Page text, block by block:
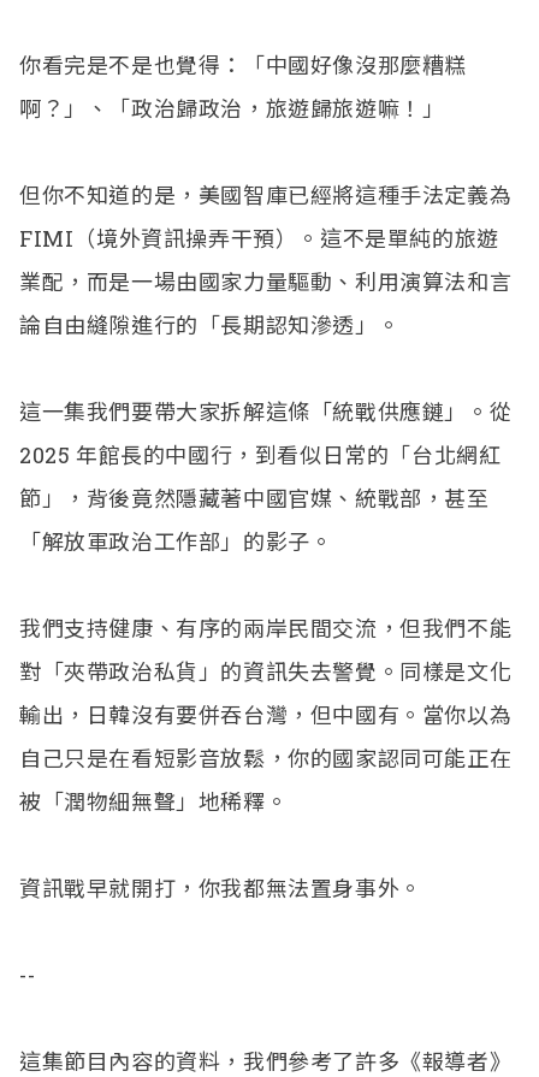
你看完是不是也覺得：「中國好像沒那麼糟糕
啊？」、「政治歸政治，旅遊歸旅遊嘛！」
但你不知道的是，美國智庫已經將這種手法定義為
FIMI（境外資訊操弄干預）。這不是單純的旅遊
業配，而是一場由國家力量驅動、利用演算法和言
論自由縫隙進行的「長期認知滲透」。
這一集我們要帶大家拆解這條「統戰供應鏈」。從
2025 年館長的中國行，到看似日常的「台北網紅
節」，背後竟然隱藏著中國官媒、統戰部，甚至
「解放軍政治工作部」的影子。
我們支持健康、有序的兩岸民間交流，但我們不能
對「夾帶政治私貨」的資訊失去警覺。同樣是文化
輸出，日韓沒有要併吞台灣，但中國有。當你以為
自己只是在看短影音放鬆，你的國家認同可能正在
被「潤物細無聲」地稀釋。
資訊戰早就開打，你我都無法置身事外。
--
這集節目內容的資料，我們參考了許多《報導者》